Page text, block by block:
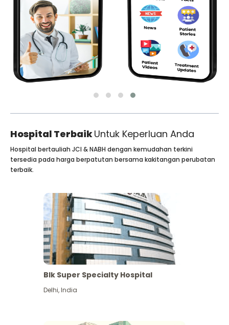
Hospital TerbaikUntuk Keperluan Anda
Hospital bertauliah JCI & NABH dengan kemudahan terkini
tersedia pada harga berpatutan bersama kakitangan perubatan
terbaik.
Blk Super Specialty Hospital
Delhi,India